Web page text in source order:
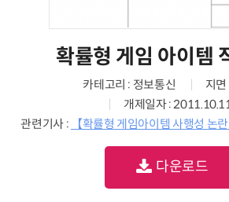
확률형 게임 아이템
카테고리 : 정보통신
지
개제일자 :
관련기사 :
【확률형 게임아이템 사행성 논
다운로드